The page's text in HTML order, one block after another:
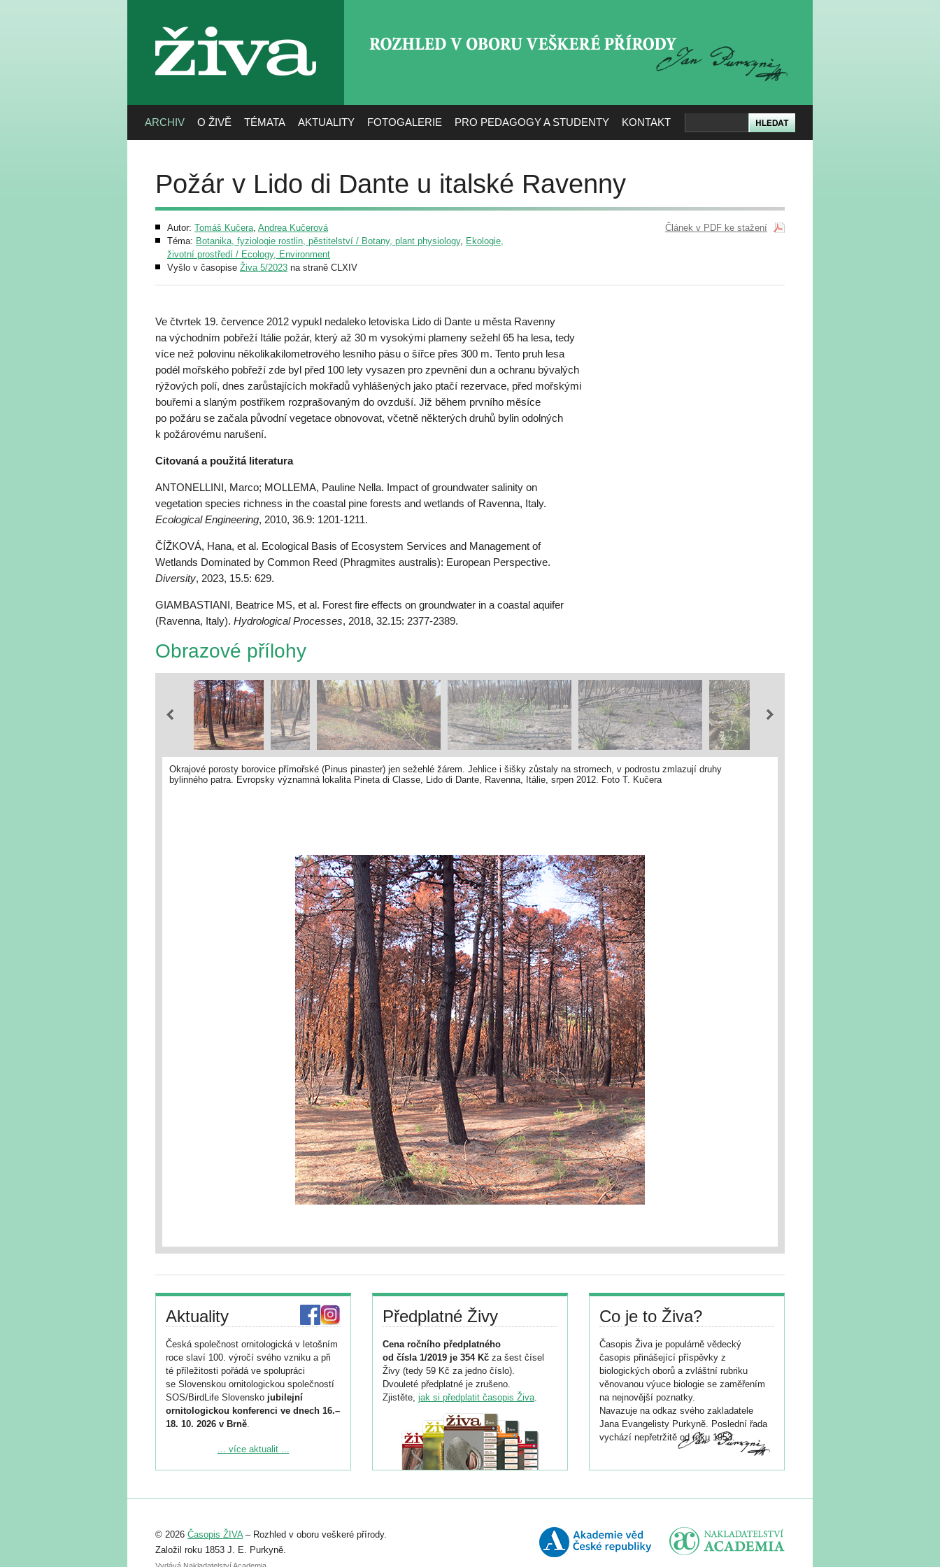
živa
ARCHIV O ŽIVĚ TÉMATA AKTUALITY FOTOGALERIE PRO PEDAGOGY A STUDENTY KONTAKT
Požár v Lido di Dante u italské Ravenny
Autor: Tomáš Kučera, Andrea Kučerová
Téma: Botanika, fyziologie rostlin, pěstitelství / Botany, plant physiology, Ekologie,
životní prostředí / Ecology, Environment
Vyšlo v časopise Živa 5/2023 na straně CLXIV
Článek v PDF ke stažení
Ve čtvrtek 19. července 2012 vypukl nedaleko letoviska Lido di Dante u města Ravenny
na východním pobřeží Itálie požár, který až 30 m vysokými plameny sežehl 65 ha lesa, tedy
více než polovinu několikakilometrového lesního pásu o šířce přes 300 m. Tento pruh lesa
podél mořského pobřeží zde byl před 100 lety vysazen pro zpevnění dun a ochranu bývalých
rýžových polí, dnes zarůstajících mokřadů vyhlášených jako ptačí rezervace, před mořskými
bouřemi a slaným postřikem rozprašovaným do ovzduší. Již během prvního měsíce
po požáru se začala původní vegetace obnovovat, včetně některých druhů bylin odolných
k požárovému narušení.
Citovaná a použitá literatura
ANTONELLINI, Marco; MOLLEMA, Pauline Nella. Impact of groundwater salinity on
vegetation species richness in the coastal pine forests and wetlands of Ravenna, Italy.
Ecological Engineering, 2010, 36.9: 1201-1211.
ČÍŽKOVÁ, Hana, et al. Ecological Basis of Ecosystem Services and Management of
Wetlands Dominated by Common Reed (Phragmites australis): European Perspective.
Diversity, 2023, 15.5: 629.
GIAMBASTIANI, Beatrice MS, et al. Forest fire effects on groundwater in a coastal aquifer
(Ravenna, Italy). Hydrological Processes, 2018, 32.15: 2377-2389.
Obrazové přílohy
Okrajové porosty borovice přímořské (Pinus pinaster) jen sežehlé žárem. Jehlice i šišky zůstaly na stromech, v podrostu zmlazují druhy
bylinného patra. Evropsky významná lokalita Pineta di Classe, Lido di Dante, Ravenna, Itálie, srpen 2012. Foto T. Kučera
Aktuality
Česká společnost ornitologická v letošním
roce slaví 100. výročí svého vzniku a při
té příležitosti pořádá ve spolupráci
se Slovenskou ornitologickou společností
SOS/BirdLife Slovensko jubilejní
ornitologickou konferenci ve dnech 16.–
18. 10. 2026 v Brně.
Podrobnější informace ke konferenci
Registrovat se můžete do 6. září.
abstraktu přihlášené přednášky nebo
posteru je už 30. června.
... více aktualit ...
Předplatné Živy
Cena ročního předplatného
od čísla 1/2019 je 354 Kč za šest čísel
Živy (tedy 59 Kč za jedno číslo).
Dvouleté předplatné je zrušeno.
Zjistěte, jak si předplatit časopis Živa.
Co je to Živa?
Časopis Živa je populárně vědecký
časopis přinášející příspěvky z
biologických oborů a zvláštní rubriku
věnovanou výuce biologie se zaměřením
na nejnovější poznatky.
Navazuje na odkaz svého zakladatele
Jana Evangelisty Purkyně. Poslední řada
vychází nepřetržitě od roku 1953.
© 2026 Časopis ŽIVA– Rozhled v oboru veškeré přírody.
Založil roku 1853 J. E. Purkyně.